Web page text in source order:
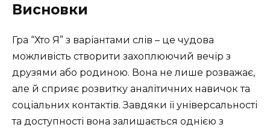
Висновки
Гра “Хто Я” з варіантами слів – це чудова
можливість створити захоплюючий вечір з
друзями або родиною. Вона не лише розважає,
але й сприяє розвитку аналітичних навичок та
соціальних контактів. Завдяки її універсальності
та доступності вона залишається однією з